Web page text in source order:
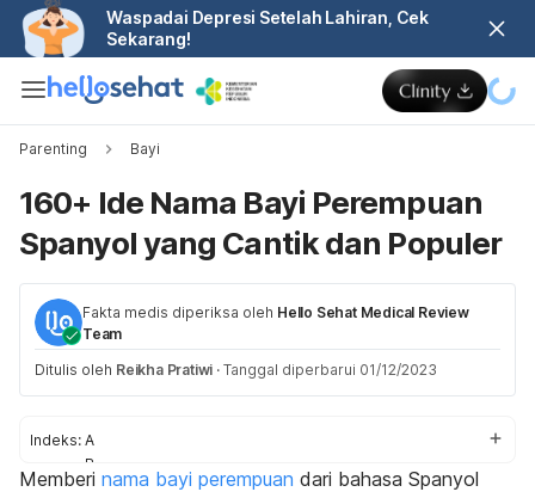
Waspadai Depresi Setelah Lahiran, Cek
Sekarang!
Parenting Bayi
160+ Ide Nama Bayi Perempuan
Spanyol yang Cantik dan Populer
Fakta medis diperiksa oleh Hello Sehat Medical Review
Team
Ditulis oleh Reikha Pratiwi · Tanggal diperbarui 01/12/2023
Indeks: A
B
C
Memberi nama bayi perempuan dari bahasa Spanyol